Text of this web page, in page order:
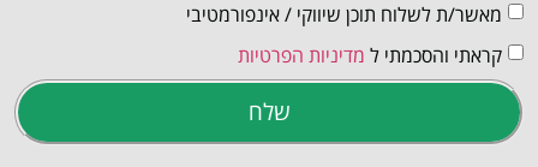
מאשר/ת לשלוח תוכן שיווקי / אינפורמטיבי
קראתי והסכמתי ל מדיניות הפרטיות
שלח